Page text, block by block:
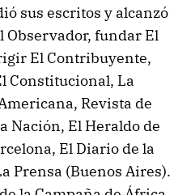
sus escritos y alcanzó
Observador, fundar El
El Contribuyente,
Constitucional, La
Revista de
Nación, El Heraldo de
El Diario de la
Prensa (Buenos Aires).